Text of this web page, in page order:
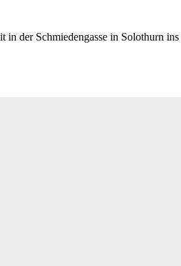
der Schmiedengasse in Solothurn